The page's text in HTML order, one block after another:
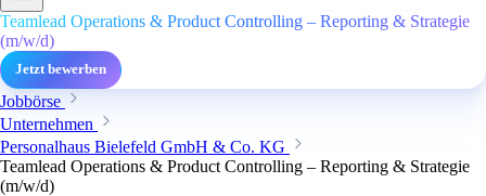
Teamlead Operations & Product Controlling – Reporting & Strategie
(m/w/d)
Jetzt bewerben
Jobbörse
Unternehmen
Personalhaus Bielefeld GmbH & Co. KG
Teamlead Operations & Product Controlling – Reporting & Strategie
(m/w/d)